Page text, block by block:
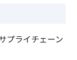
プライチェーン